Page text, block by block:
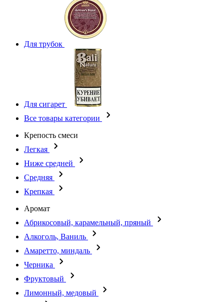
Для трубок
Для сигарет
Все товары категории
Крепость смеси
Легкая
Ниже средней
Средняя
Крепкая
Аромат
Абрикосовый, карамельный, пряный
Алкоголь, Ваниль
Амаретто, миндаль
Черника
Фруктовый
Лимонный, медовый